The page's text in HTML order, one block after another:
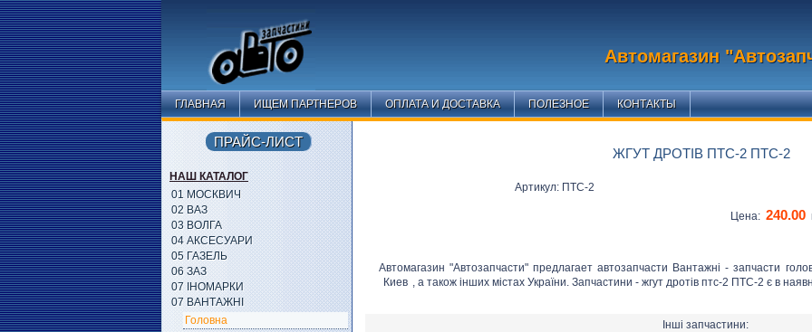
Автомагазин
ГЛАВНАЯ ИЩЕМ ПАРТНЕРОВ ОПЛАТА И ДОСТАВКА ПОЛЕЗНОЕ КОНТАКТЫ
ЖГУТ ДРОТІВ ПТС-2 ПТС-2
Артикул: ПТС-2
Цена: 240.00
Автомагазин "Автозапчасти" предлагает автозапчасти Вантажні - запчасти
Киев , а також інших містах України. Запчастини - жгут дротів птс-2 ПТС-2 є в
Інші запчастини:
ПРАЙС-ЛИСТ
НАШ КАТАЛОГ
01 МОСКВИЧ
02 ВАЗ
03 ВОЛГА
04 АКСЕСУАРИ
05 ГАЗЕЛЬ
06 ЗАЗ
07 ІНОМАРКИ
07 ВАНТАЖНІ
Головна